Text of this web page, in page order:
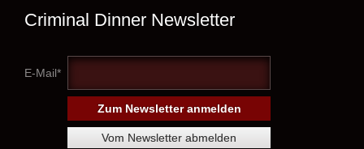
Criminal Dinner Newsletter
E-Mail*